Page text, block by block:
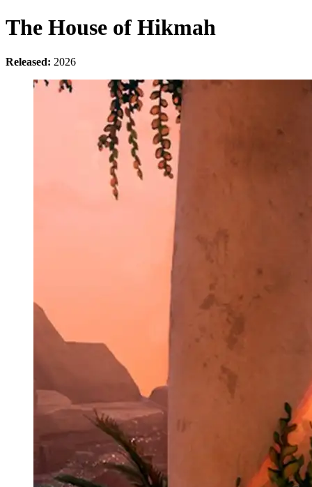
The House of Hikmah
Released: 2026